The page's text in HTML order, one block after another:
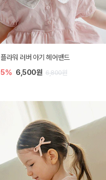
플라워 러버 아기 헤어밴드
5% 6,500원 6,800원